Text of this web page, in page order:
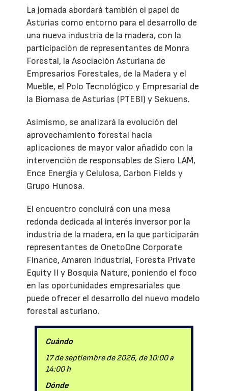
La jornada abordará también el papel de
Asturias como entorno para el desarrollo de
una nueva industria de la madera, con la
participación de representantes de Monra
Forestal, la Asociación Asturiana de
Empresarios Forestales, de la Madera y el
Mueble, el Polo Tecnológico y Empresarial de
la Biomasa de Asturias (PTEBI) y Sekuens.
Asimismo, se analizará la evolución del
aprovechamiento forestal hacia
aplicaciones de mayor valor añadido con la
intervención de responsables de Siero LAM,
Ence Energía y Celulosa, Carbon Fields y
Grupo Hunosa.
El encuentro concluirá con una mesa
redonda dedicada al interés inversor por la
industria de la madera, en la que participarán
representantes de OnetoOne Corporate
Finance, Amaren Industrial, Foresta Private
Equity II y Bosquia Nature, poniendo el foco
en las oportunidades empresariales que
puede ofrecer el desarrollo del nuevo modelo
forestal asturiano.
Cuándo
17 de septiembre de 2026, de 10:00 a
14:00 h
Dónde